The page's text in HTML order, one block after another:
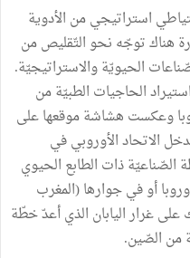
استراتيجي من الأدوية
هناك توجّه نحو التّقليص من
الحيويّة والاستراتيجيّة.
الحاجيات الطبيّة من
وعكست هشاشة موقعها على
الاتحاد الأوروبي في
ذات الطابع الحيوي
أو في جوارها (المغرب
غرار اليابان الذي أعدّ خطّة
من الصّين.